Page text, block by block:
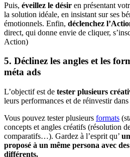
Puis, éveillez le désir en présentant
la solution idéale, en insistant sur ses
émotionnels. Enfin, déclenchez
direct, qui donne envie de cliquer,
Action)
5. Déclinez les angles et les
méta ads
L’objectif est de tester plusieurs
leurs performances et de réinvestir
Vous pouvez tester plusieurs formats
concepts et angles créatifs (résolution
comparatifs…). Gardez à l’esprit qu’
proposé à un même persona avec
différents.